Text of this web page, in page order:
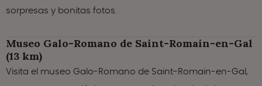
sorpresas y bonitas fotos.
Museo Galo-Romano de Saint-Romain-en-Gal
(13 km)
Visita el museo Galo-Romano de Saint-Romain-en-Gal,